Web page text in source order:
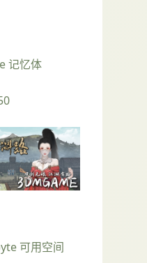
记忆体
可用空间